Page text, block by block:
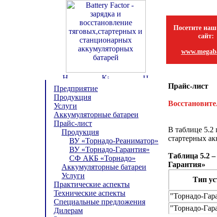
Посетите
сайт:
Предприятие
Продукция
Услуги
Аккумуляторные батареи
Прайс-лист
Продукция
ВУ «Торнадо-Реаниматор»
ВУ «Торнадо-Гарантия»
СФ АКБ «Торнадо»
Аккумуляторные батареи
Услуги
Практические аспекты
Технические аспекты
Специальные предложения
Дилерам
Прайс-лист
В таблице 5.2
стартерных
Таблица 5.2
Гарантия»
Тип
"Торнадо-
"Торнадо-